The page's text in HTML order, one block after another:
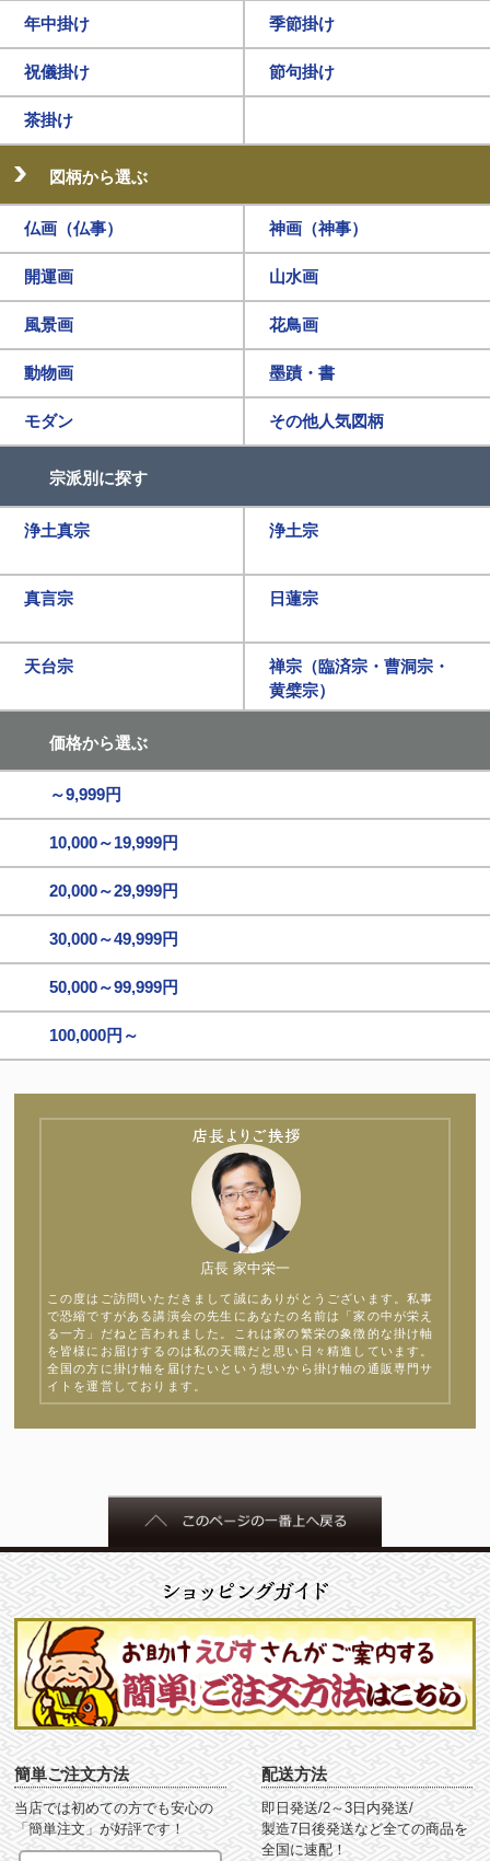
年中掛け 季節掛け
祝儀掛け 節句掛け
茶掛け
図柄から選ぶ
仏画（仏事） 神画（神事）
開運画 山水画
風景画 花鳥画
動物画 墨蹟・書
モダン その他人気図柄
宗派別に探す
浄土真宗 浄土宗
真言宗 日蓮宗
天台宗
禅宗（臨済宗・曹洞宗・
黄檗宗）
価格から選ぶ
～9,999円
10,000～19,999円
20,000～29,999円
30,000～49,999円
50,000～99,999円
100,000円～
店長 家中栄一
この度はご訪問いただきまして誠にありがとうございます。私事
で恐縮ですがある講演会の先生にあなたの名前は「家の中が栄え
る一方」だねと言われました。これは家の繁栄の象徴的な掛け軸
を皆様にお届けするのは私の天職だと思い日々精進しています。
全国の方に掛け軸を届けたいという想いから掛け軸の通販専門サ
イトを運営しております。
簡単ご注文方法
当店では初めての方でも安心の
「簡単注文」が好評です！
配送方法
即日発送/2～3日内発送/
製造7日後発送など全ての商品を
全国に速配！